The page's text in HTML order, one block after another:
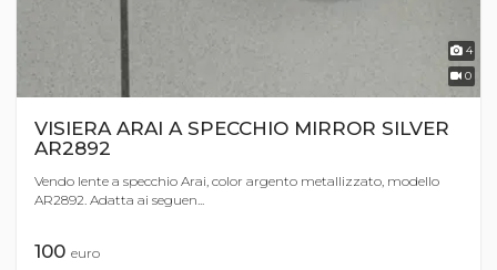
4
0
VISIERA ARAI A SPECCHIO MIRROR SILVER
AR2892
Vendo lente a specchio Arai, color argento metallizzato, modello
AR2892. Adatta ai seguen...
100 euro